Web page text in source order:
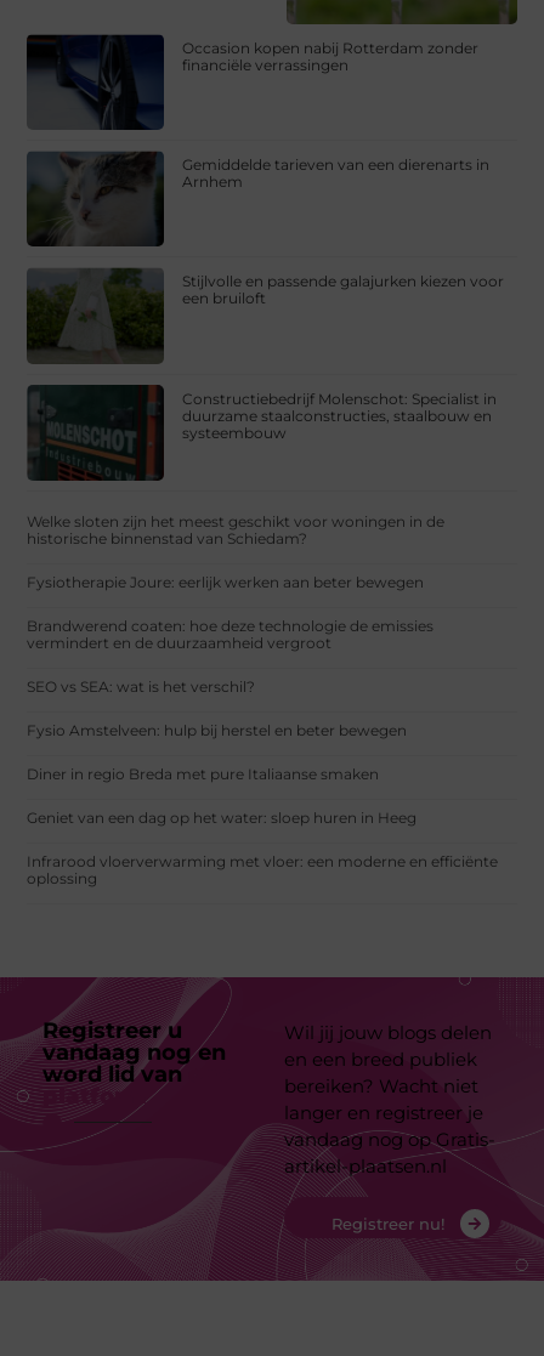
Occasion kopen nabij Rotterdam zonder
financiële verrassingen
Gemiddelde tarieven van een dierenarts in
Arnhem
Stijlvolle en passende galajurken kiezen voor
een bruiloft
Constructiebedrijf Molenschot: Specialist in
duurzame staalconstructies, staalbouw en
systeembouw
Welke sloten zijn het meest geschikt voor woningen in de
historische binnenstad van Schiedam?
Fysiotherapie Joure: eerlijk werken aan beter bewegen
Brandwerend coaten: hoe deze technologie de emissies
vermindert en de duurzaamheid vergroot
SEO vs SEA: wat is het verschil?
Fysio Amstelveen: hulp bij herstel en beter bewegen
Diner in regio Breda met pure Italiaanse smaken
Geniet van een dag op het water: sloep huren in Heeg
Infrarood vloerverwarming met vloer: een moderne en efficiënte
oplossing
Registreer u
vandaag nog en
word lid van
platform
Wil jij jouw blogs delen
en een breed publiek
bereiken? Wacht niet
langer en registreer je
vandaag nog op Gratis-
artikel-plaatsen.nl
Registreer nu!